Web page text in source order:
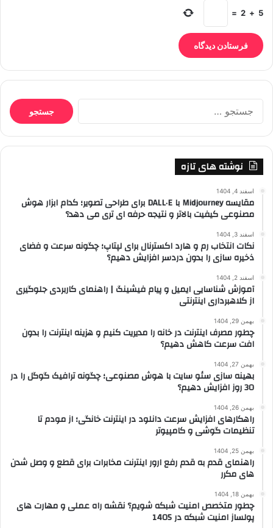
5
+
2
=
جستجو
برای:
نوشته های تازه
اسفند 4, 1404
مقایسه Midjourney با DALL·E برای طراحی تصویر؛ کدام ابزار هوش
مصنوعی کیفیت بالاتر و نتیجه حرفه ای تری می دهد؟
اسفند 3, 1404
نکات انتخاب رم و هارد اکسترنال برای لپتاپ؛ چگونه سرعت و فضای
ذخیره سازی را بدون دردسر افزایش دهیم؟
اسفند 2, 1404
آموزش شناسایی ایمیل و پیام فیشینگ | راهنمای کاربردی جلوگیری
از کلاهبرداری اینترنتی
بهمن 29, 1404
چطور مصرف اینترنت در خانه را مدیریت کنیم و هزینه اینترنت را بدون
افت سرعت کاهش دهیم؟
بهمن 27, 1404
بهینه سازی سئو سایت با هوش مصنوعی؛ چگونه ترافیک گوگل را در
30 روز افزایش دهیم؟
بهمن 26, 1404
راهکارهای افزایش سرعت دانلود در اینترنت خانگی؛ از مودم تا
تنظیمات گوشی و کامپیوتر
بهمن 25, 1404
راهنمای قدم به قدم رفع ارور اینترنت مخابرات برای قطع و وصل شدن
های مکرر
بهمن 18, 1404
چطور متخصص امنیت شبکه شویم؟ نقشه راه عملی و مهارت های
پولساز امنیت شبکه در 1405